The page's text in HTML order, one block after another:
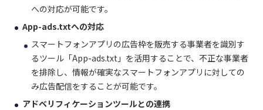
への対応が可能です。
App-ads.txtへの対応
スマートフォンアプリの広告枠を販売する事業者を識別す
るツール「App-ads.txt」を活用することで、不正な事業者
を排除し、情報が確実なスマートフォンアプリに対しての
み広告配信をすることが可能です。
アドベリフィケーションツールとの連携